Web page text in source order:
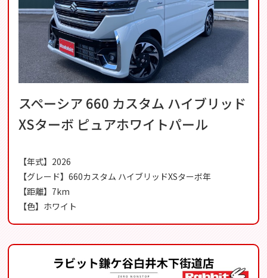
スペーシア 660 カスタム ハイブリッド
XSターボ ピュアホワイトパール
【年式】2026
【グレード】660カスタム ハイブリッドXSターボ年
【距離】7km
【色】ホワイト